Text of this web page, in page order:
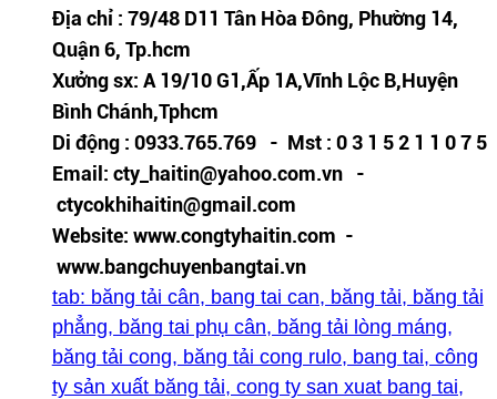
Địa chỉ : 79/48 D11 Tân Hòa Đông, Phường 14,
Quận 6, Tp.hcm
Xưởng sx: A 19/10 G1,Ấp 1A,Vĩnh Lộc B,Huyện
Bình Chánh,Tphcm
Di động : 0933.765.769 - Mst : 0 3 1 5 2 1 1 0 7 5
Email: cty_haitin@yahoo.com.vn -
ctycokhihaitin@gmail.com
Website: www.congtyhaitin.com -
www.bangchuyenbangtai.vn
tab: băng tải cân, bang tai can, băng tải, băng tải
phẳng, băng tai phụ cân, băng tải lòng máng,
băng tải cong, băng tải cong rulo, bang tai, công
ty sản xuất băng tải, cong ty san xuat bang tai,